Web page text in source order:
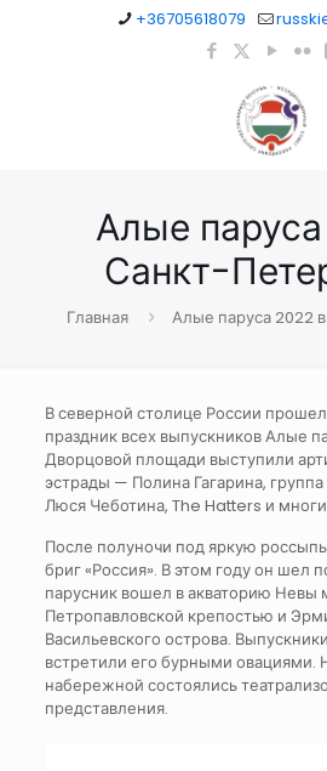
+36705618079
Алые
Санкт-
Главная Алые паруса 2022
В северной столице России
праздник всех выпускников Алые
Дворцовой площади выступили
эстрады — Полина Гагарина, группа
Люся Чеботина, The Hatters и
После полуночи под яркую
бриг «Россия». В этом году он шел
парусник вошел в акваторию Невы
Петропавловской крепостью и
Васильевского острова.
встретили его бурными овациями.
набережной состоялись
представления.